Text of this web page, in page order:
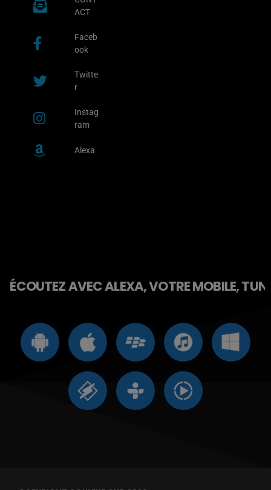
ACT
Faceb
ook
Twitte
r
Instag
ram
Alexa
ÉCOUTEZ AVEC ALEXA, VOTRE MOBILE,